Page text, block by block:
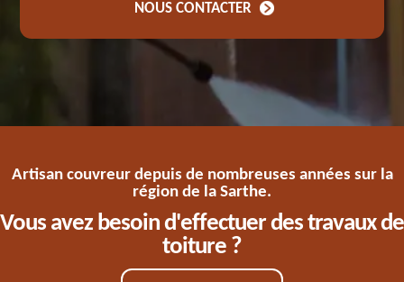
NOUS CONTACTER
Artisan couvreur depuis de nombreuses années sur la
région de la Sarthe.
Vous avez besoin d'effectuer des travaux de
toiture ?